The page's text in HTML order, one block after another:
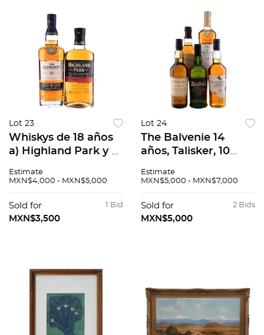
Lot 23
Whiskys de 18 años
a) Highland Park y T
en caja
Estimate
MXN$4,000 - MXN$5,000
1 Bid
Sold for
MXN$3,500
Lot 24
The Balvenie 14
años, Talisker, 10
años, Ardbeg 10
años 5 pzs total
Estimate
MXN$5,000 - MXN$7,000
2 Bids
Sold for
MXN$5,000